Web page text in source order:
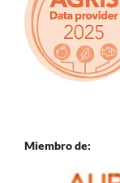
Miembro de: